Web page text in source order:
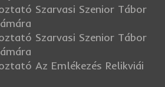
Szarvasi Szenior Tábor
Szarvasi Szenior Tábor
Az Emlékezés Relikviái